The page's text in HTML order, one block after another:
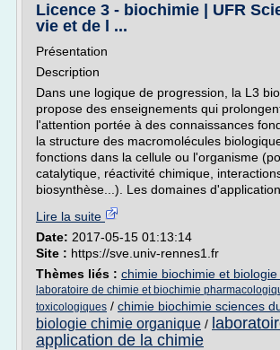
Licence 3 - biochimie | UFR
vie et de l ...
Présentation
Description
Dans une logique de progression, la L3
propose des enseignements qui
l'attention portée à des connaissances
la structure des macromolécules
fonctions dans la cellule ou l'organisme
catalytique, réactivité chimique,
biosynthèse...). Les domaines d'application
Lire la suite
Date: 2017-05-15 01:13:14
Site : https://sve.univ-rennes1.fr
Thèmes liés : chimie biochimie et
laboratoire de chimie et biochimie
toxicologiques / chimie biochimie sciences
biologie chimie organique /
application de la chimie